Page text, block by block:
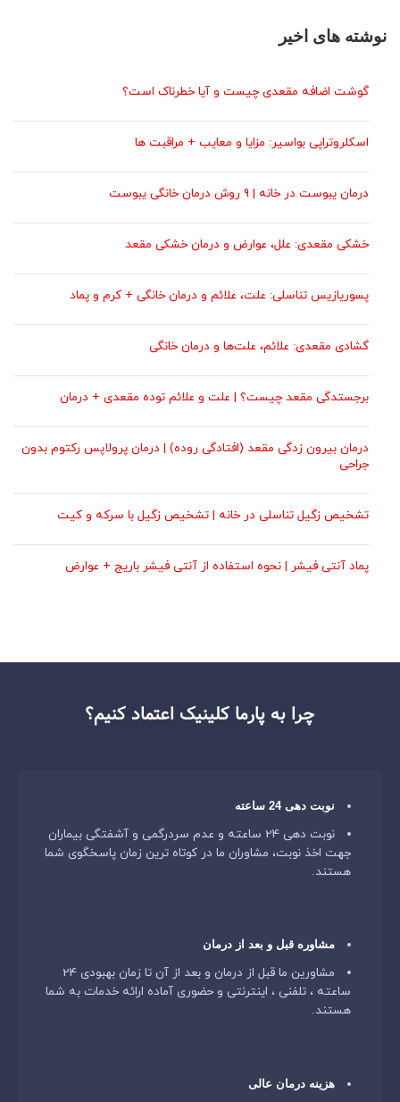
نوشته های اخیر
گوشت اضافه مقعدی چیست و آیا خطرناک است؟
اسکلروتراپی بواسیر: مزایا و معایب + مراقبت ها
درمان یبوست در خانه | ۹ روش درمان خانگی یبوست
خشکی مقعدی: علل، عوارض و درمان خشکی مقعد
پسوریازیس تناسلی: علت، علائم و درمان خانگی + کرم و پماد
گشادی مقعدی: علائم، علت‌ها و درمان‌ خانگی
برجستدگی مقعد چیست؟ | علت و علائم توده مقعدی + درمان
درمان بیرون زدگی مقعد (افتادگی روده) | درمان پرولاپس رکتوم بدون
جراحی
تشخیص زگیل تناسلی در خانه | تشخیص زگیل با سرکه و کیت
پماد آنتی فیشر | نحوه استفاده از آنتی فیشر باریج + عوارض
چرا به پارما کلینیک اعتماد کنیم؟
نوبت دهی 24 ساعته
نوبت دهی 24 ساعته و عدم سردرگمی و آشفتگی بیماران
جهت اخذ نوبت، مشاوران ما در کوتاه ترین زمان پاسخگوی شما
هستند.
مشاوره قبل و بعد از درمان
مشاورین ما قبل از درمان و بعد از آن تا زمان بهبودی 24
ساعته ، تلفنی ، اینترنتی و حضوری آماده ارائه خدمات به شما
هستند.
هزینه درمان عالی